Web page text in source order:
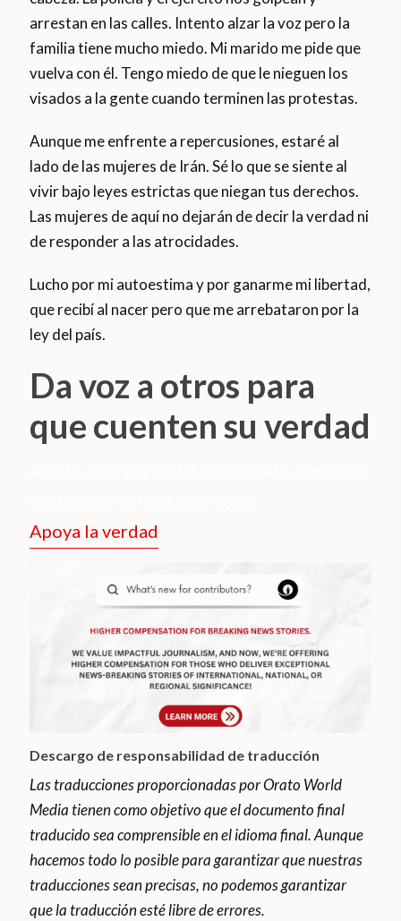
arrestan en las calles. Intento alzar la voz pero la
familia tiene mucho miedo. Mi marido me pide que
vuelva con él. Tengo miedo de que le nieguen los
visados a la gente cuando terminen las protestas.
Aunque me enfrente a repercusiones, estaré al
lado de las mujeres de Irán. Sé lo que se siente al
vivir bajo leyes estrictas que niegan tus derechos.
Las mujeres de aquí no dejarán de decir la verdad ni
de responder a las atrocidades.
Lucho por mi autoestima y por ganarme mi libertad,
que recibí al nacer pero que me arrebataron por la
ley del país.
Da voz a otros para
que cuenten su verdad
Apoya la verdad
Descargo de responsabilidad de traducción
Las traducciones proporcionadas por Orato World
Media tienen como objetivo que el documento final
traducido sea comprensible en el idioma final. Aunque
hacemos todo lo posible para garantizar que nuestras
traducciones sean precisas, no podemos garantizar
que la traducción esté libre de errores.